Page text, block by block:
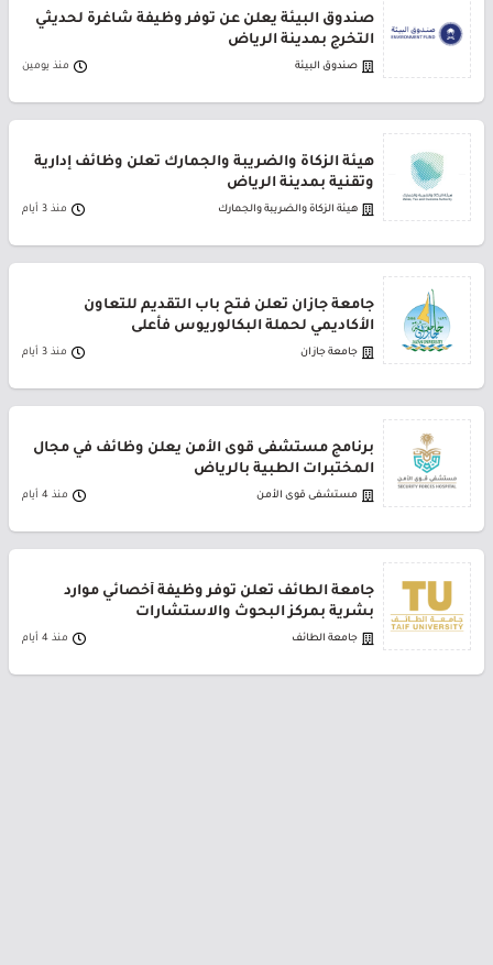
صندوق البيئة يعلن عن توفر وظيفة شاغرة لحديثي
التخرج بمدينة الرياض
صندوق البيئة منذ يومين
هيئة الزكاة والضريبة والجمارك تعلن وظائف إدارية
وتقنية بمدينة الرياض
هيئة الزكاة والضريبة والجمارك منذ 3 أيام
جامعة جازان تعلن فتح باب التقديم للتعاون
الأكاديمي لحملة البكالوريوس فأعلى
جامعة جازان منذ 3 أيام
برنامج مستشفى قوى الأمن يعلن وظائف في مجال
المختبرات الطبية بالرياض
مستشفى قوى الأمن منذ 4 أيام
جامعة الطائف تعلن توفر وظيفة أخصائي موارد
بشرية بمركز البحوث والاستشارات
جامعة الطائف منذ 4 أيام